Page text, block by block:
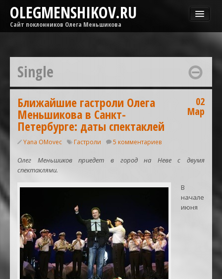
OLEGMENSHIKOV.RU
Сайт поклонников Олега Меньшикова
Афиша
Гастроли
Медиа
ОМГ
Фильмы
Single
Ближайшие гастроли Олега
Меньшикова в Санкт-
Петербурге: даты спектаклей
Yana OMovec Гастроли 5 комментариев
02
Мар
Олег Меньшиков приедет в город на Неве с двумя
спектаклями.
В
начале
июня